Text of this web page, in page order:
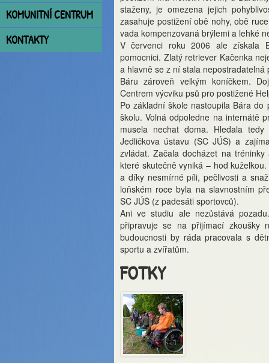
KOMUNITNÍ CENTRUM
KONTAKTY
staženy, je omezena jejich
zasahuje postižení obě nohy, obě
vada kompenzovaná brýlemi a lehké
V červenci roku 2006 ale získala
pomocnici. Zlatý retriever Kačenka
a hlavně se z ní stala
Báru zároveň velkým koníčkem.
Centrem výcviku psů pro postižené
Po základní škole nastoupila Bára
školu. Volná odpoledne na internátě
musela nechat doma. Hledala
Jedličkova ústavu (SC JÚŠ) a
zvládat. Začala docházet na
které skutečně vyniká – hod
a díky nesmírné píli, pečlivosti a
loňském roce byla na slavnostním
SC JÚŠ (z padesáti sportovců).
Ani ve studiu ale nezůstává
připravuje se na přijímací zkoušky
budoucnosti by ráda pracovala s
sportu a zvířatům.
FOTKY